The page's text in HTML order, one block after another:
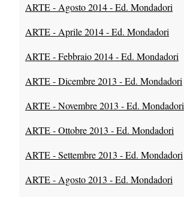
ARTE - Agosto 2014 - Ed. Mondadori
ARTE - Aprile 2014 - Ed. Mondadori
ARTE - Febbraio 2014 - Ed. Mondadori
ARTE - Dicembre 2013 - Ed. Mondadori
ARTE - Novembre 2013 - Ed. Mondadori
ARTE - Ottobre 2013 - Ed. Mondadori
ARTE - Settembre 2013 - Ed. Mondadori
ARTE - Agosto 2013 - Ed. Mondadori